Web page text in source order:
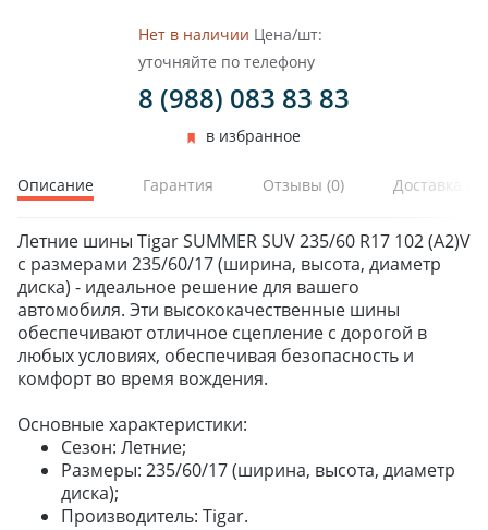
Нет в наличии Цена/шт:
уточняйте по телефону
8 (988) 083 83 83
в избранное
Описание Гарантия Отзывы (0) Доставка и
Летние шины Tigar SUMMER SUV 235/60 R17 102 (A2)V
с размерами 235/60/17 (ширина, высота, диаметр
диска) - идеальное решение для вашего
автомобиля. Эти высококачественные шины
обеспечивают отличное сцепление с дорогой в
любых условиях, обеспечивая безопасность и
комфорт во время вождения.
Основные характеристики:
Сезон: Летние;
Размеры: 235/60/17 (ширина, высота, диаметр
диска);
Производитель: Tigar.